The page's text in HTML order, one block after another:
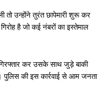
तो उन्होंने तुरंत छापेमारी शुरू कर
है जो कई नंबरों का इस्तेमाल
कर उसके साथ जुड़े बाकी
की इस कार्रवाई से आम जनता